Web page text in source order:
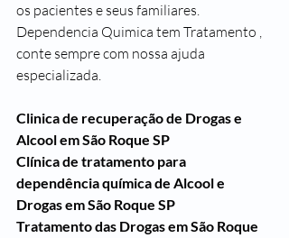
os pacientes e seus familiares.
Dependencia Quimica tem Tratamento ,
conte sempre com nossa ajuda
especializada.
Clinica de recuperação de Drogas e
Alcool em São Roque SP
Clínica de tratamento para
dependência química de Alcool e
Drogas em São Roque SP
Tratamento das Drogas em São Roque